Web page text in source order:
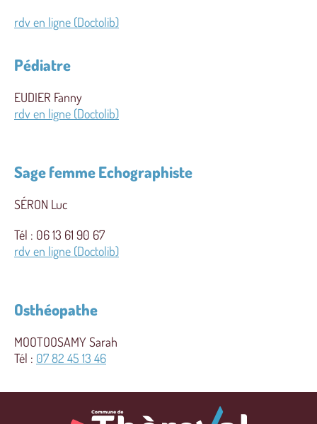
rdv en ligne (Doctolib)
Pédiatre
EUDIER Fanny
rdv en ligne (Doctolib)
Sage femme Echographiste
SÉRON Luc
Tél : 06 13 61 90 67
rdv en ligne (Doctolib)
Osthéopathe
MOOTOOSAMY Sarah
Tél : 07 82 45 13 46